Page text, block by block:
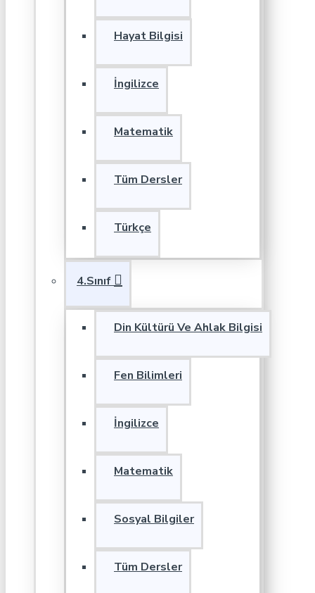
Hayat Bilgisi
İngilizce
Matematik
Tüm Dersler
Türkçe
4.Sınıf
Din Kültürü Ve Ahlak Bilgisi
Fen Bilimleri
İngilizce
Matematik
Sosyal Bilgiler
Tüm Dersler